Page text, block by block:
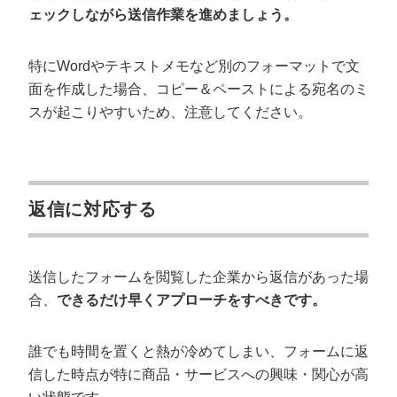
ェックしながら送信作業を進めましょう。
特にWordやテキストメモなど別のフォーマットで文
面を作成した場合、コピー＆ペーストによる宛名のミ
スが起こりやすいため、注意してください。
返信に対応する
送信したフォームを閲覧した企業から返信があった場
合、 できるだけ早くアプローチをすべきです。
誰でも時間を置くと熱が冷めてしまい、フォームに返
信した時点が特に商品・サービスへの興味・関心が高